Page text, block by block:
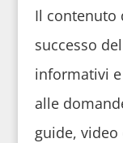
Il contenuto
successo
informativi
alle
guide,